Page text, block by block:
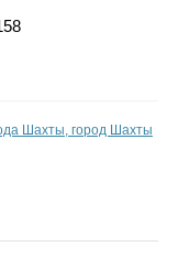
Шахты, город Шахты